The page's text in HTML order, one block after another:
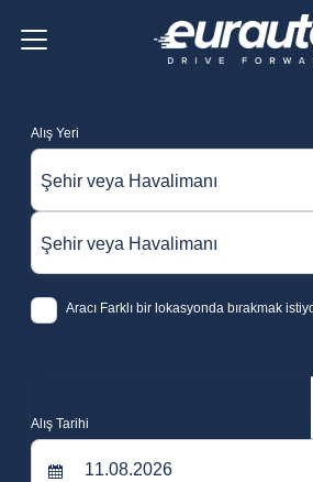
Alış Yeri
Şehir veya Havalimanı
Şehir veya Havalimanı
Aracı Farklı bir lokasyonda bırakmak
Alış Tarihi